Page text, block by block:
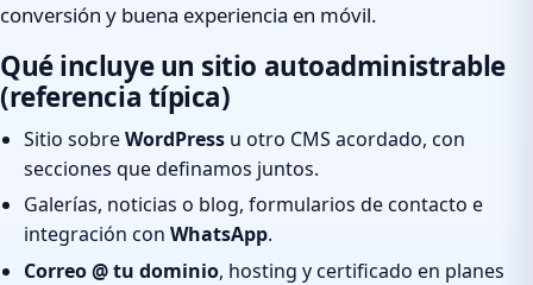
conversión y buena experiencia en móvil.
Qué incluye un sitio autoadministrable
(referencia típica)
Sitio sobreWordPress u otro CMS acordado, con
secciones que definamos juntos.
Galerías, noticias o blog, formularios de contacto e
integración con WhatsApp.
Correo @ tu dominio, hosting y certificado en planes